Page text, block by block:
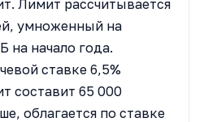
Лимит рассчитывается
умноженный на
на начало года.
ставке 6,5%
составит 65 000
облагается по ставке